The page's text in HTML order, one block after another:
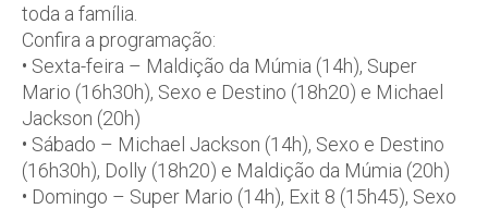
toda a família.
Confira a programação:
• Sexta-feira – Maldição da Múmia (14h), Super
Mario (16h30h), Sexo e Destino (18h20) e Michael
Jackson (20h)
• Sábado – Michael Jackson (14h), Sexo e Destino
(16h30h), Dolly (18h20) e Maldição da Múmia (20h)
• Domingo – Super Mario (14h), Exit 8 (15h45), Sexo